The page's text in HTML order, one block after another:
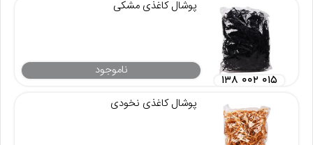
پوشال کاغذی مشکی
ناموجود
۱۳۸ ۰۰۲ ۰۱۵
پوشال کاغذی نخودی